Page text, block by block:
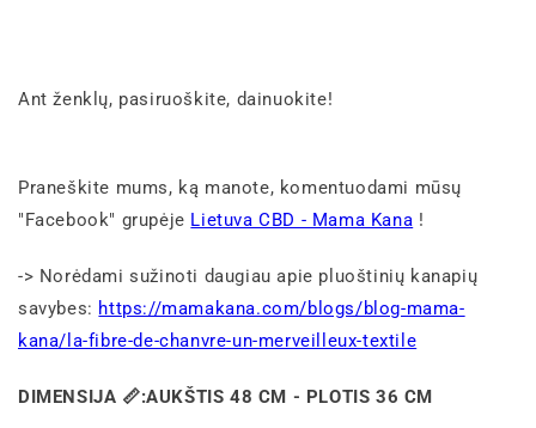
Ant ženklų, pasiruoškite, dainuokite!
Praneškite mums, ką manote, komentuodami mūsų
"Facebook" grupėje Lietuva CBD - Mama Kana !
-> Norėdami sužinoti daugiau apie pluoštinių kanapių
savybes: https://mamakana.com/blogs/blog-mama-
kana/la-fibre-de-chanvre-un-merveilleux-textile
DIMENSIJA 📏:AUKŠTIS 48 CM - PLOTIS 36 CM